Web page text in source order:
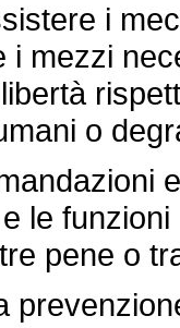
i
i mezzi
o
le
pene o